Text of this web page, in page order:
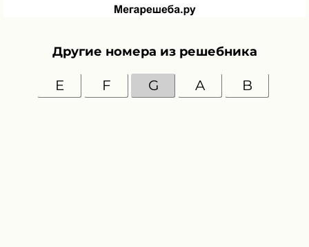
Другие номера из решебника
E F G A B